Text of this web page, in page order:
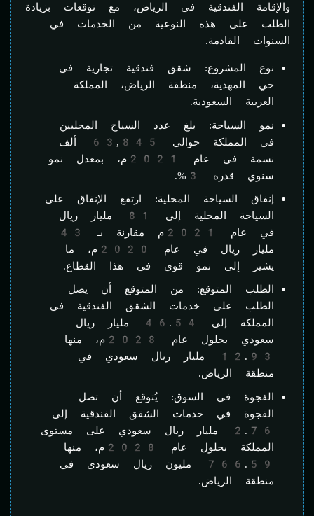
والإقامة الفندقية في الرياض، مع توقعات بزيادة
الطلب على هذه النوعية من الخدمات في
السنوات القادمة.
نوع المشروع: شقق فندقية تجارية في
حي المهدية، منطقة الرياض، المملكة
العربية السعودية.
نمو السياحة: بلغ عدد السياح المحليين
في المملكة حوالي 63,845 ألف
نسمة في عام 2021م، بمعدل نمو
سنوي قدره 3%.
إنفاق السياحة المحلية: ارتفع الإنفاق على
السياحة المحلية إلى 81 مليار ريال
في عام 2021م مقارنة بـ 43
مليار ريال في عام 2020م، ما
يشير إلى نمو قوي في هذا القطاع.
الطلب المتوقع: من المتوقع أن يصل
الطلب على خدمات الشقق الفندقية في
المملكة إلى 46.54 مليار ريال
سعودي بحلول عام 2028م، منها
12.93 مليار ريال سعودي في
منطقة الرياض.
الفجوة في السوق: يُتوقع أن تصل
الفجوة في خدمات الشقق الفندقية إلى
2.76 مليار ريال سعودي على مستوى
المملكة بحلول عام 2028م، منها
766.59 مليون ريال سعودي في
منطقة الرياض.